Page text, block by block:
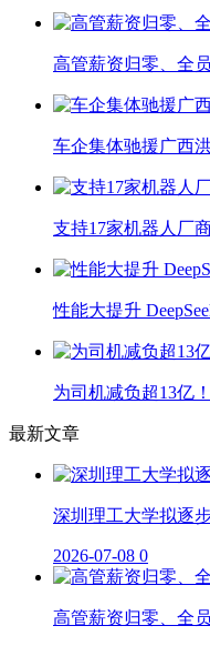
高管薪资归零、全
车企集体驰援广西
支持17家机器人厂
性能大提升
为司机减负超13亿
最新文章
深圳理工大学拟逐
2026-07-08 0
高管薪资归零、全